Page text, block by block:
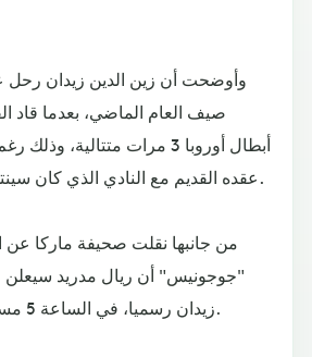
وأوضحت أن زين الدين زيدان رحل
صيف العام الماضي، بعدما قاد
أبطال أوروبا 3 مرات
عقده القديم مع النادي الذي كان سينتهي في صيف 2020.
من جانبها نقلت صحيفة ماركا عن
"جوجونيس" أن ريال مدريد سيعلن
زيدان رسميا، في الساعة 5 مساء بتوقيت جرينتش.